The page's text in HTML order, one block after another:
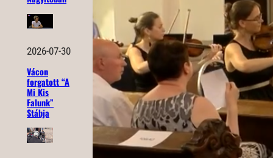
2026-07-30
Vácon
forgatott “A
Mi Kis
Falunk”
Stábja